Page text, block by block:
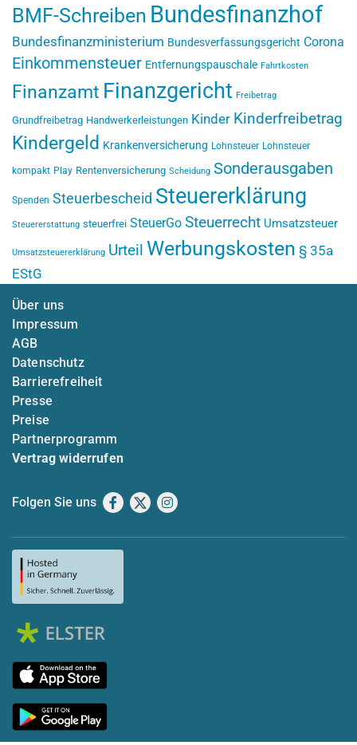
BMF-Schreiben Bundesfinanzhof
Bundesfinanzministerium Bundesverfassungsgericht Corona
Einkommensteuer Entfernungspauschale Fahrtkosten
Finanzamt Finanzgericht Freibetrag
Grundfreibetrag Handwerkerleistungen Kinder Kinderfreibetrag
Kindergeld Krankenversicherung Lohnsteuer Lohnsteuer
kompakt Play Rentenversicherung Scheidung Sonderausgaben
Spenden Steuerbescheid Steuererklärung
Steuererstattung steuerfrei SteuerGo Steuerrecht Umsatzsteuer
Umsatzsteuererklärung Urteil Werbungskosten § 35a
EStG
Über uns
Impressum
AGB
Datenschutz
Barrierefreiheit
Presse
Preise
Partnerprogramm
Vertrag widerrufen
Folgen Sie uns Facebook
X Instagram